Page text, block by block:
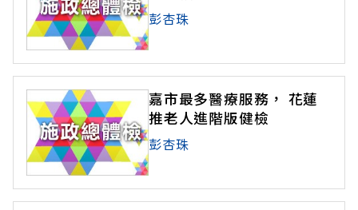
彭杏珠
嘉市最多醫療服務， 花蓮
推老人進階版健檢
彭杏珠